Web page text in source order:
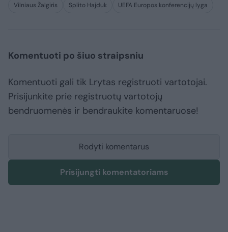
Vilniaus Žalgiris Splito Hajduk UEFA Europos konferencijų lyga
Komentuoti po šiuo straipsniu
Komentuoti gali tik Lrytas registruoti vartotojai.
Prisijunkite prie registruotų vartotojų
bendruomenės ir bendraukite komentaruose!
Rodyti komentarus
Prisijungti komentatoriams